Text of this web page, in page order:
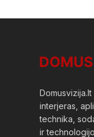
interjeras,
technika,
ir